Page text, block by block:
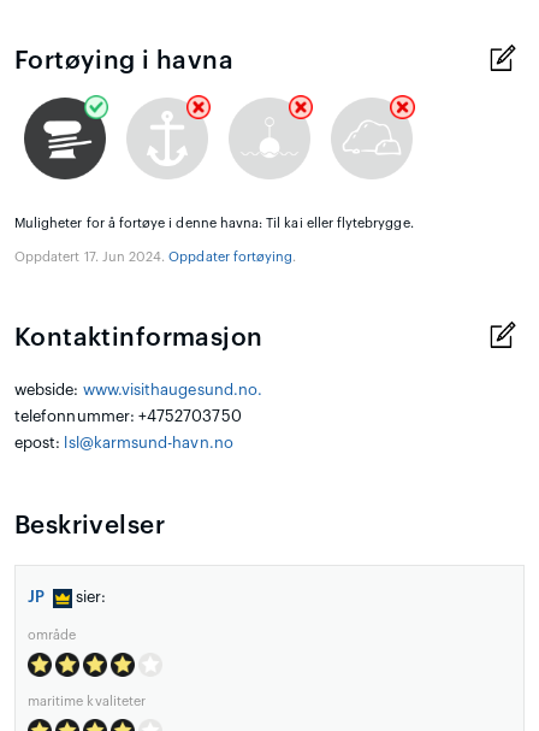
Fortøying i havna
Muligheter for å fortøye i denne havna: Til kai eller flytebrygge.
Oppdatert 17. Jun 2024.Oppdater fortøying.
Kontaktinformasjon
webside: www.visithaugesund.no.
telefonnummer: +4752703750
epost:
lsl@karmsund-havn.no
Beskrivelser
JP sier:
område
maritime kvaliteter